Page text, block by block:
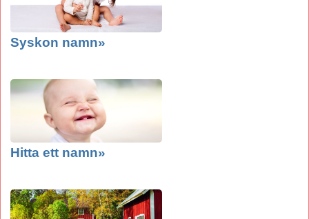
Syskon namn»
Hitta ett namn»